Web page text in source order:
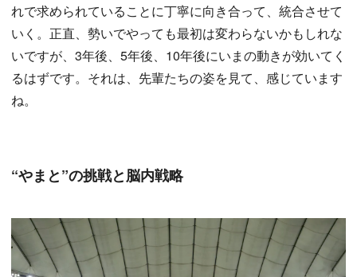
れで求められていることに丁寧に向き合って、統合させて
いく。正直、勢いでやっても最初は変わらないかもしれな
いですが、3年後、5年後、10年後にいまの動きが効いてく
るはずです。それは、先輩たちの姿を見て、感じています
ね。
“やまと”の挑戦と脳内戦略